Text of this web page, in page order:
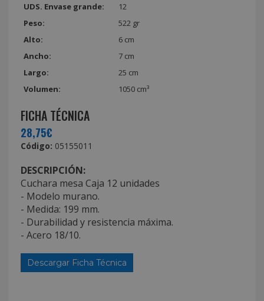
UDS. Envase grande:
12
Peso:
522 gr
Alto:
6 cm
Ancho:
7 cm
Largo:
25 cm
Volumen:
1050 cm³
FICHA TÉCNICA
28,75€
Código: 05155011
DESCRIPCIÓN:
Cuchara mesa Caja 12 unidades
- Modelo murano.
- Medida: 199 mm.
- Durabilidad y resistencia máxima.
- Acero 18/10.
Descargar Ficha Técnica